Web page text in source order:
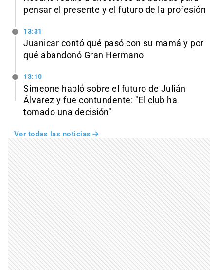
pensar el presente y el futuro de la profesión
13:31
Juanicar contó qué pasó con su mamá y por
qué abandonó Gran Hermano
13:10
Simeone habló sobre el futuro de Julián
Álvarez y fue contundente: "El club ha
tomado una decisión"
Ver todas las noticias